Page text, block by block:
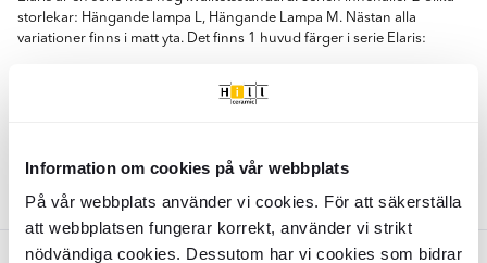
Information om cookies på vår webbplats
På vår webbplats använder vi cookies. För att säkerställa
att webbplatsen fungerar korrekt, använder vi strikt
nödvändiga cookies. Dessutom har vi cookies som bidrar
storlekar: Hängande lampa L, Hängande Lampa M. Nästan alla
variationer finns i matt yta. Det finns 1 huvud färger i serie Elaris:
Färger:
Brun